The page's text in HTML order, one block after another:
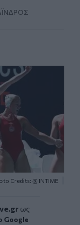
Credits: @ ΙΝΤΙΜΕ
ως
Google